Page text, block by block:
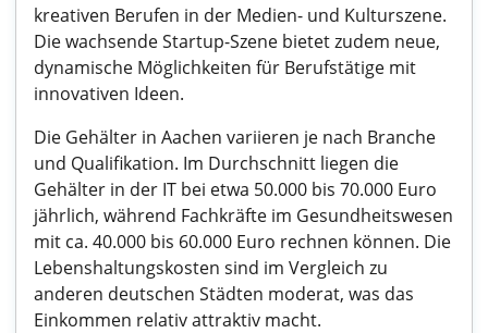
kreativen Berufen in der Medien- und Kulturszene.
Die wachsende Startup-Szene bietet zudem neue,
dynamische Möglichkeiten für Berufstätige mit
innovativen Ideen.
Die Gehälter in Aachen variieren je nach Branche
und Qualifikation. Im Durchschnitt liegen die
Gehälter in der IT bei etwa 50.000 bis 70.000 Euro
jährlich, während Fachkräfte im Gesundheitswesen
mit ca. 40.000 bis 60.000 Euro rechnen können. Die
Lebenshaltungskosten sind im Vergleich zu
anderen deutschen Städten moderat, was das
Einkommen relativ attraktiv macht.